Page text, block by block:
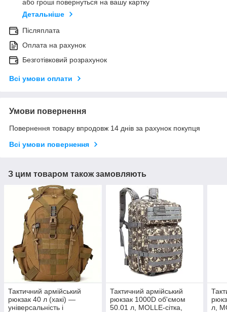
або гроші повернуться на вашу картку
Детальніше
Післяплата
Оплата на рахунок
Безготівковий розрахунок
Всі умови оплати
Умови повернення
Повернення товару впродовж 14 днів за рахунок покупця
Всі умови повернення
З цим товаром також замовляють
Тактичний армійський
рюкзак 40 л (хакі) —
універсальність і
Тактичний армійський
рюкзак 1000D об'ємом
50.01 л, MOLLE-сітка,
л,